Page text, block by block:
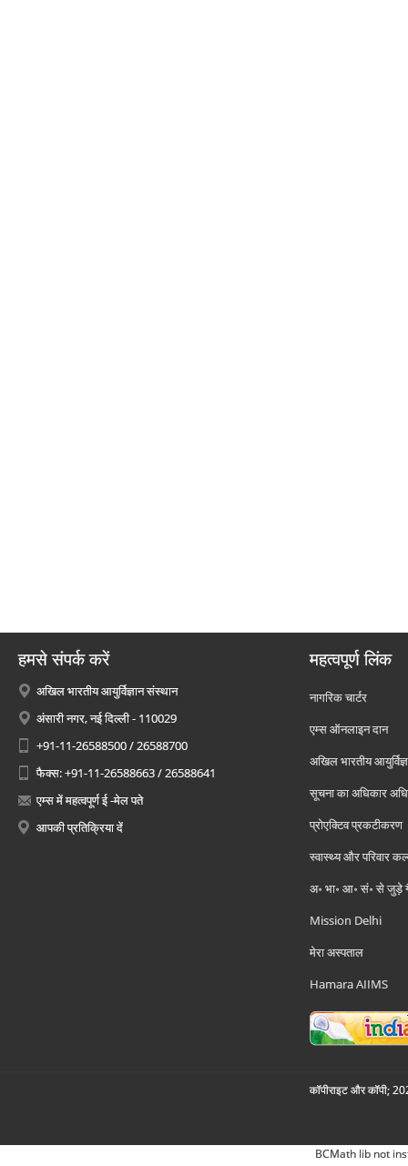
हमसे संपर्क करें
अखिल भारतीय आयुर्विज्ञान संस्थान
अंसारी नगर, नई दिल्ली - 110029
+91-11-26588500 / 26588700
फैक्स: +91-11-26588663 / 26588641
एम्स में महत्वपूर्ण ई -मेल पते
आपकी प्रतिक्रिया दें
महत्वपूर्ण लिंक
नागरिक चार्टर
एम्स ऑनलाइन दान
अखिल भारतीय
सूचना का अधिकार
प्रोएक्टिव प्रकटीकरण
स्वास्थ्य और परिवार
अ॰ भा॰ आ॰ सं॰ से जुड़े
Mission Delhi
मेरा अस्पताल
Hamara AIIMS
कॉपीराइट और कॉपी;
BCMath lib not